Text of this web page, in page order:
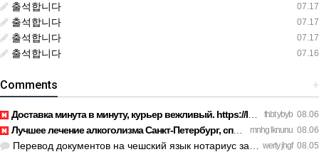
07.17
출석합니다
07.17
출석합니다
07.17
출석합니다
07.16
출석합니다
+
Comments
thbt ybyb 08.06
Доставка минута в минуту, курьер вежливый. https://legaldir.…
mnhg lknunu 08.06
Лучшее лечение алкоголизма Санкт-Петербург, специалисты букв…
werty jhgf 08.05
Перевод документов на чешский язык нотариус заверил с первог…